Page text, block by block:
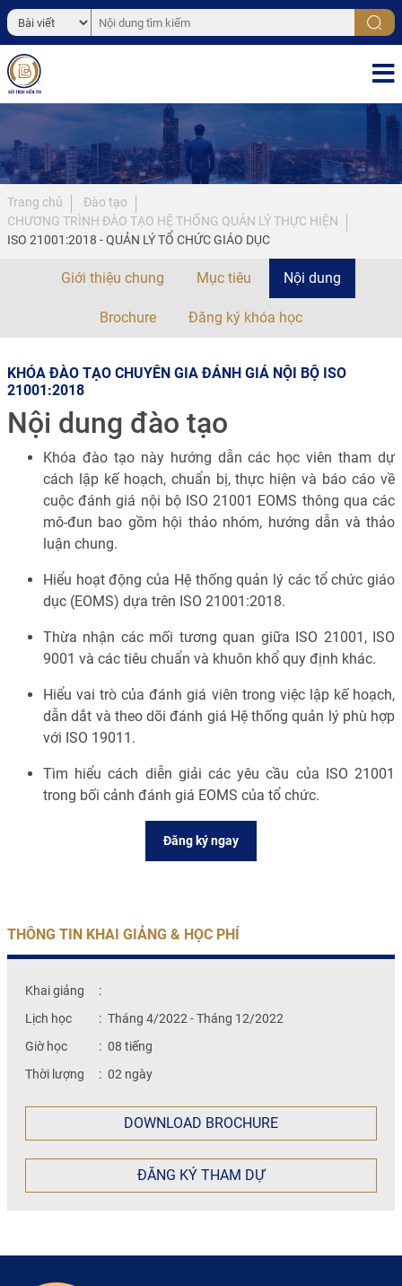
Trang chủ
Đào tạo
CHƯƠNG TRÌNH ĐÀO TẠO HỆ THỐNG QUẢN LÝ THỰC HIỆN
ISO 21001:2018 - QUẢN LÝ TỔ CHỨC GIÁO DỤC
Giới thiệu chung Mục tiêu Nội dung
Brochure Đăng ký khóa học
THÔNG TIN KHAI GIẢNG & HỌC PHÍ
Khai giảng
:
Lịch học
: Tháng 4/2022 - Tháng 12/2022
Giờ học
: 08 tiếng
Thời lượng
: 02 ngày
DOWNLOAD BROCHURE
ĐĂNG KÝ THAM DỰ
KHÓA ĐÀO TẠO CHUYÊN GIA ĐÁNH GIÁ NỘI BỘ ISO
21001:2018
Nội dung đào tạo
Khóa đào tạo này hướng dẫn các học viên tham dự
cách lập kế hoạch, chuẩn bị, thực hiện và báo cáo về
cuộc đánh giá nội bộ ISO 21001 EOMS thông qua các
mô-đun bao gồm hội thảo nhóm, hướng dẫn và thảo
luận chung.
Hiểu hoạt động của Hệ thống quản lý các tổ chức giáo
dục (EOMS) dựa trên ISO 21001:2018.
Thừa nhận các mối tương quan giữa ISO 21001, ISO
9001 và các tiêu chuẩn và khuôn khổ quy định khác.
Hiểu vai trò của đánh giá viên trong việc lập kế hoạch,
dẫn dắt và theo dõi đánh giá Hệ thống quản lý phù hợp
với ISO 19011.
Tìm hiểu cách diễn giải các yêu cầu của ISO 21001
trong bối cảnh đánh giá EOMS của tổ chức.
Đăng ký ngay